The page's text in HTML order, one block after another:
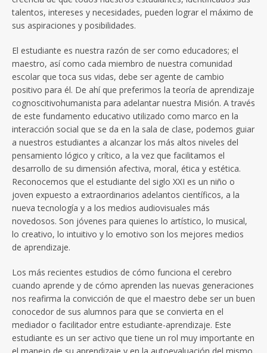
talentos, intereses y necesidades, pueden lograr el máximo de
sus aspiraciones y posibilidades.
El estudiante es nuestra razón de ser como educadores; el
maestro, así como cada miembro de nuestra comunidad
escolar que toca sus vidas, debe ser agente de cambio
positivo para él. De ahí que preferimos la teoría de aprendizaje
cognoscitivohumanista para adelantar nuestra Misión. A través
de este fundamento educativo utilizado como marco en la
interacción social que se da en la sala de clase, podemos guiar
a nuestros estudiantes a alcanzar los más altos niveles del
pensamiento lógico y crítico, a la vez que facilitamos el
desarrollo de su dimensión afectiva, moral, ética y estética.
Reconocemos que el estudiante del siglo XXI es un niño o
joven expuesto a extraordinarios adelantos científicos, a la
nueva tecnología y a los medios audiovisuales más
novedosos. Son jóvenes para quienes lo artístico, lo musical,
lo creativo, lo intuitivo y lo emotivo son los mejores medios
de aprendizaje.
Los más recientes estudios de cómo funciona el cerebro
cuando aprende y de cómo aprenden las nuevas generaciones
nos reafirma la convicción de que el maestro debe ser un buen
conocedor de sus alumnos para que se convierta en el
mediador o facilitador entre estudiante-aprendizaje. Este
estudiante es un ser activo que tiene un rol muy importante en